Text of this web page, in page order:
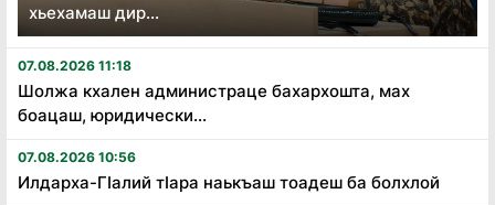
хьехамаш дир...
07.08.2026 11:18
Шолжа кхален администраце бахархошта, мах
боацаш, юридически...
07.08.2026 10:56
Илдарха-Гӏалий тӏара наькъаш тоадеш ба болхлой